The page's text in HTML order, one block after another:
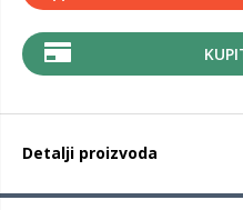
Detalji proizvoda